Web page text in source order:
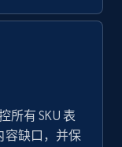
and
立即开始
所有 SKU 表
容缺口，并保